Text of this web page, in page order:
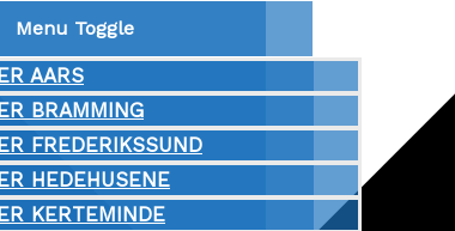
Menu Toggle
AARS
BRAMMING
FREDERIKSSUND
HEDEHUSENE
KERTEMINDE